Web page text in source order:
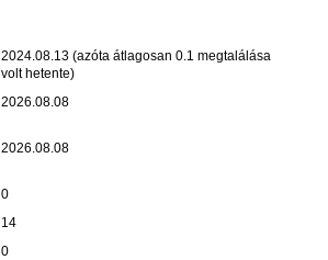
2024.08.13 (azóta átlagosan 0.1 megtalálása
volt hetente)
2026.08.08
2026.08.08
0
14
0